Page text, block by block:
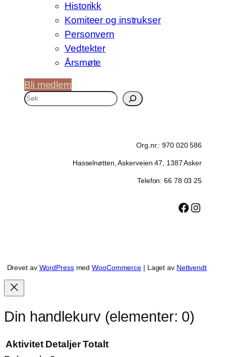
Historikk
Komiteer og instrukser
Personvern
Vedtekter
Årsmøte
Bli medlem
S
ø
Org.nr.: 970 020 586
Hasselnøtten, Askerveien 47, 1387 Asker
Telefon: 66 78 03 25
Facebook Instagram
Drevet av WordPressmedWooCommerce | Laget av Nettvendt
Din handlekurv (elementer: 0)
Aktivitet Detaljer Totalt